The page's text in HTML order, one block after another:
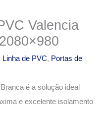
Valencia
Linha de PVC, Portas de
é a solução ideal
e excelente isolamento